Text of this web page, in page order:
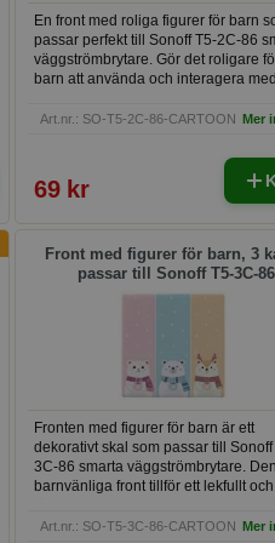
En front med roliga figurer för barn
passar perfekt till Sonoff T5-2C-86
väggströmbrytare. Gör det roligare
barn att använda och interagera med
Art.nr.: SO-T5-2C-86-CARTOON Mer
69 kr
Front med figurer för barn, 3
passar till Sonoff T5-3C-86
Fronten med figurer för barn är ett
dekorativt skal som passar till Sonoff
3C-86 smarta väggströmbrytare.
barnvänliga front tillför ett lekfullt och
kompromissa med funktionaliteten
Art.nr.: SO-T5-3C-86-CARTOON Mer